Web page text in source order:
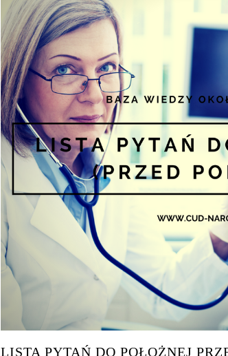
LISTA PYTAŃ DO POŁOŻNEJ